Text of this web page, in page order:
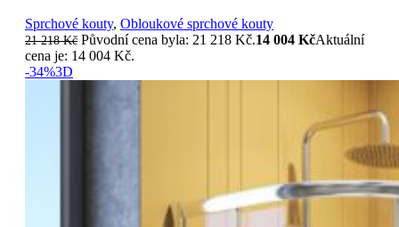
Sprchové kouty, Obloukové sprchové kouty
21 218Kč Původní cena byla: 21 218 Kč.14 004 KčAktuální
cena je: 14 004 Kč.
-34%3D